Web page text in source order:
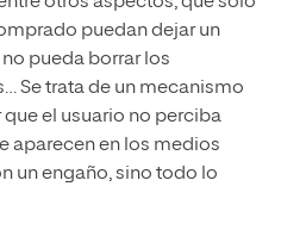
puedan dejar un
pueda borrar los
Se trata de un mecanismo
el usuario no perciba
aparecen en los medios
un engaño, sino todo lo